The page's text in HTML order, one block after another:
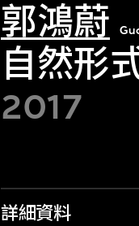
郭鴻蔚
自然形
2017
詳細資料